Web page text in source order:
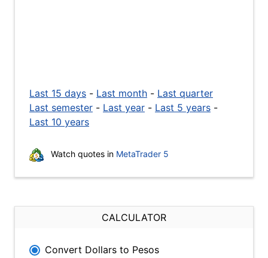
Last 15 days - Last month - Last quarter
Last semester - Last year - Last 5 years -
Last 10 years
Watch quotes in MetaTrader 5
CALCULATOR
Convert Dollars to Pesos